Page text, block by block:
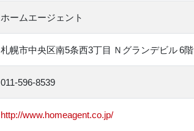
ホームエージェント
札幌市中央区南5条西3丁目 Ｎグランデビル 6階
011-596-8539
http://www.homeagent.co.jp/